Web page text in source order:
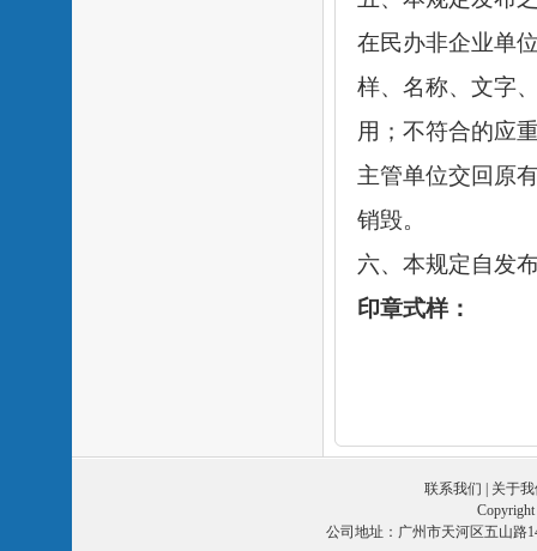
在民办非企业单
样、名称、文字
用；不符合的应
主管单位交回原
销毁。
六、本规定自发
印章式样：
联系我们
关于
公司地址：广州市天河区五山路